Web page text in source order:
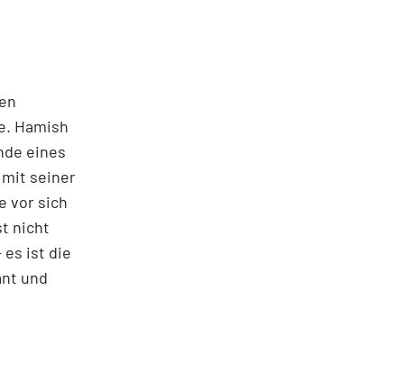
Hamish
eines
seiner
vor sich
nicht
es ist die
und